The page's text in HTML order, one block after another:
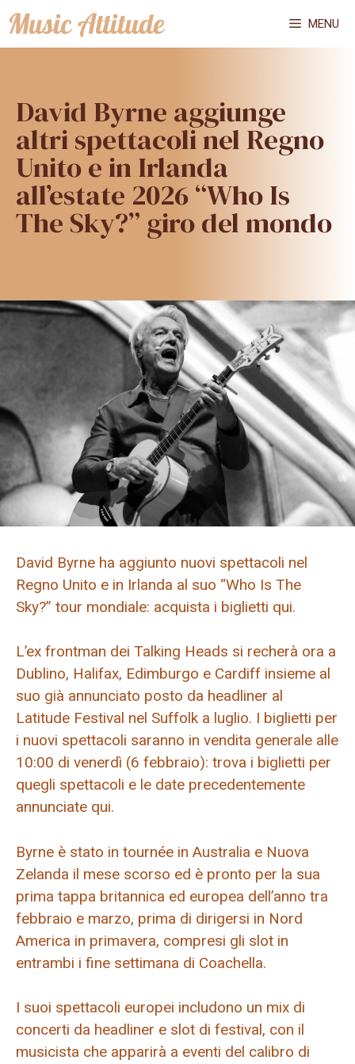
Vai
al
MENU
David Byrne aggiunge
altri spettacoli nel Regno
Unito e in Irlanda
all’estate 2026 “Who Is
The Sky?” giro del mondo
David Byrne ha aggiunto nuovi spettacoli nel
Regno Unito e in Irlanda al suo “Who Is The
Sky?” tour mondiale: acquista i biglietti qui.
L’ex frontman dei Talking Heads si recherà ora a
Dublino, Halifax, Edimburgo e Cardiff insieme al
suo già annunciato posto da headliner al
Latitude Festival nel Suffolk a luglio. I biglietti per
i nuovi spettacoli saranno in vendita generale alle
10:00 di venerdì (6 febbraio): trova i biglietti per
quegli spettacoli e le date precedentemente
annunciate qui.
Byrne è stato in tournée in Australia e Nuova
Zelanda il mese scorso ed è pronto per la sua
prima tappa britannica ed europea dell’anno tra
febbraio e marzo, prima di dirigersi in Nord
America in primavera, compresi gli slot in
entrambi i fine settimana di Coachella.
I suoi spettacoli europei includono un mix di
concerti da headliner e slot di festival, con il
musicista che apparirà a eventi del calibro di